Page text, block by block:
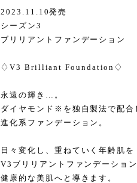
2023.11.10発売
シーズン3
ブリリアントファンデーション
♢V3 Brilliant Foundation♢
永遠の輝き…。
ダイヤモンド※を独自製法で配合
進化系ファンデーション。
日々変化し、重ねていく年齢肌を
V3ブリリアントファンデーショ
健康的な美肌へと導きます。